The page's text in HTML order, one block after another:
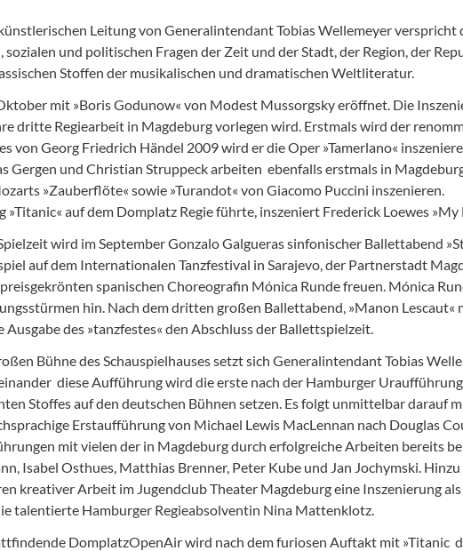
Leitung von Generalintendant Tobias Wellemeyer
und politischen Fragen der Zeit und der Stadt, der Region, der
Stoffen der musikalischen und dramatischen Weltliteratur.
mit »Boris Godunow« von Modest Mussorgsky eröffnet. Die
dritte Regiearbeit in Magdeburg vorlegen wird. Erstmals wird der
von Georg Friedrich Händel 2009 wird er die Oper »Tamerlano«
Gergen und Christian Struppeck arbeiten ebenfalls erstmals in
»Zauberflöte« sowie »Turandot« von Giacomo Puccini inszenieren.
auf dem Domplatz Regie führte, inszeniert Frederick Loewes »My
wird im September Gonzalo Galgueras sinfonischer Ballettabend
auf dem Internationalen Tanzfestival in Sarajevo, der Partnerstadt
spanischen Choreografin Mónica Runde freuen. Mónica
hin. Nach dem dritten großen Ballettabend, »Manon
des »tanzfestes« den Abschluss der Ballettspielzeit.
Bühne des Schauspielhauses setzt sich Generalintendant Tobias
 diese Aufführung wird die erste nach der Hamburger
Stoffes auf den deutschen Bühnen setzen. Es folgt unmittelbar darauf
Erstaufführung von Michael Lewis MacLennan nach Douglas
mit vielen der in Magdeburg durch erfolgreiche Arbeiten bereits
Isabel Osthues, Matthias Brenner, Peter Kube und Jan Jochymski.
kreativer Arbeit im Jugendclub Theater Magdeburg eine Inszenierung
talentierte Hamburger Regieabsolventin Nina Mattenklotz.
DomplatzOpenAir wird nach dem furiosen Auftakt mit »Titanic 